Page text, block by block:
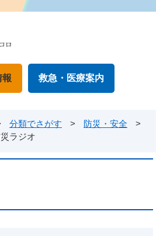
報 救急・医療案内
分類でさがす > 防災・安全
>
ラジオ